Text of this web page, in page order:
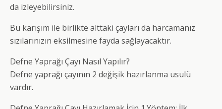
da izleyebilirsiniz.
Bu karışım ile birlikte alttaki çayları da harcamanız
sızılarınızın eksilmesine fayda sağlayacaktır.
Defne Yaprağı Çayı Nasıl Yapılır?
Defne yaprağı çayının 2 değişik hazırlanma usulü
vardır.